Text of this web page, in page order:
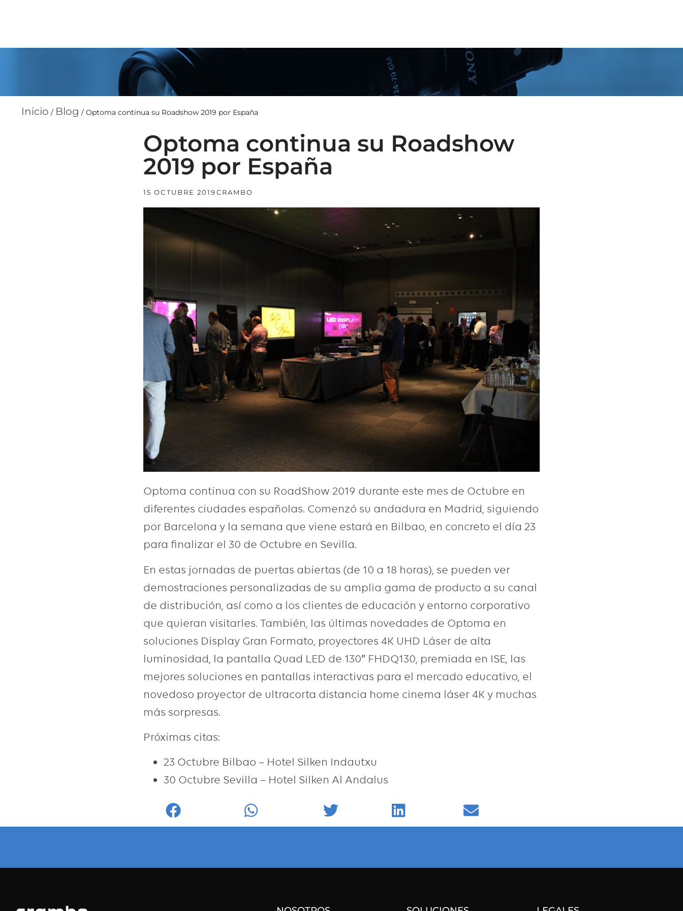
Inicio / Blog / Optoma continua su Roadshow 2019 por España
Optoma continua su Roadshow
2019 por España
15 OCTUBRE 2019CRAMBO
Optoma continua con su RoadShow 2019 durante este mes de Octubre en
diferentes ciudades españolas. Comenzó su andadura en Madrid, siguiendo
por Barcelona y la semana que viene estará en Bilbao, en concreto el día 23
para finalizar el 30 de Octubre en Sevilla.
En estas jornadas de puertas abiertas (de 10 a 18 horas), se pueden ver
demostraciones personalizadas de su amplia gama de producto a su canal
de distribución, así como a los clientes de educación y entorno corporativo
que quieran visitarles. También, las últimas novedades de Optoma en
soluciones Display Gran Formato, proyectores 4K UHD Láser de alta
luminosidad, la pantalla Quad LED de 130″ FHDQ130, premiada en ISE, las
mejores soluciones en pantallas interactivas para el mercado educativo, el
novedoso proyector de ultracorta distancia home cinema láser 4K y muchas
más sorpresas.
Próximas citas:
23 Octubre Bilbao – Hotel Silken Indautxu
30 Octubre Sevilla – Hotel Silken Al Andalus